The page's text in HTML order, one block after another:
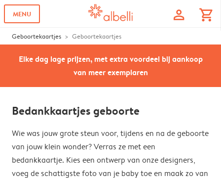
MENU profile shopping_cart
Geboortekaartjes Geboortekaartjes
Elke dag lage prijzen, met extra voordeel bij aankoop
van meer exemplaren
Bedankkaartjes geboorte
Wie was jouw grote steun voor, tijdens en na de geboorte
van jouw klein wonder? Verras ze met een
bedankkaartje. Kies een ontwerp van onze designers,
voeg de schattigste foto van je baby toe en maak zo van